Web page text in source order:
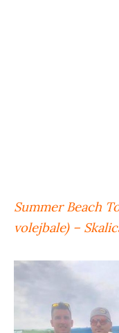
Summer Beach
volejbale) –